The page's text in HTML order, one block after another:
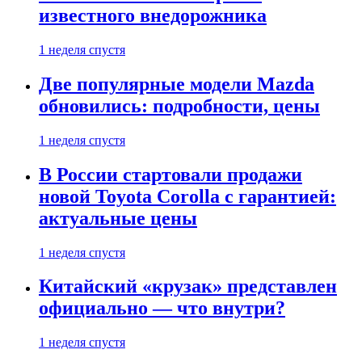
известного внедорожника
1 неделя спустя
Две популярные модели Mazda
обновились: подробности, цены
1 неделя спустя
В России стартовали продажи
новой Toyota Corolla с гарантией:
актуальные цены
1 неделя спустя
Китайский «крузак» представлен
официально — что внутри?
1 неделя спустя